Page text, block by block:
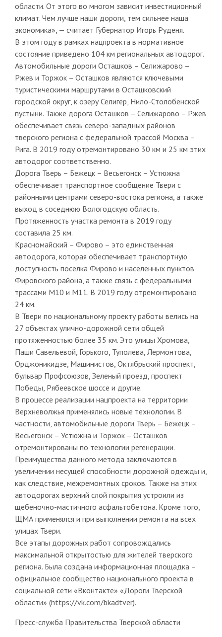
области. От этого во многом зависит инвестиционный
климат. Чем лучше наши дороги, тем сильнее наша
экономика», — считает Губернатор Игорь Руденя.
В этом году в рамках нацпроекта в нормативное
состояние приведено 104 км региональных автодорог.
Автомобильные дороги Осташков – Селижарово –
Ржев и Торжок – Осташков являются ключевыми
туристическими маршрутами в Осташковский
городской округ, к озеру Селигер, Нило-Столобенской
пустыни. Также дорога Осташков – Селижарово – Ржев
обеспечивает связь северо-западных районов
тверского региона с федеральной трассой Москва –
Рига. В 2019 году отремонтировано 30 км и 25 км этих
автодорог соответственно.
Дорога Тверь – Бежецк – Весьегонск – Устюжна
обеспечивает транспортное сообщение Твери с
районными центрами северо-востока региона, а также
выход в соседнюю Вологодскую область.
Протяженность участка ремонта в 2019 году
составила 25 км.
Красномайский – Фирово – это единственная
автодорога, которая обеспечивает транспортную
доступность поселка Фирово и населенных пунктов
Фировского района, а также связь с федеральными
трассами М10 и М11. В 2019 году отремонтировано
24 км.
В Твери по национальному проекту работы велись на
27 объектах улично-дорожной сети общей
протяженностью более 35 км. Это улицы Хромова,
Паши Савельевой, Горького, Туполева, Лермонтова,
Орджоникидзе, Машинистов, Октябрьский проспект,
бульвар Профсоюзов, Зеленый проезд, проспект
Победы, Рябеевское шоссе и другие.
В процессе реализации нацпроекта на территории
Верхневолжья применялись новые технологии. В
частности, автомобильные дороги Тверь – Бежецк –
Весьегонск – Устюжна и Торжок – Осташков
отремонтированы по технологии регенерации.
Преимущества данного метода заключаются в
увеличении несущей способности дорожной одежды и,
как следствие, межремонтных сроков. Также на этих
автодорогах верхний слой покрытия устроили из
щебеночно-мастичного асфальтобетона. Кроме того,
ЩМА применялся и при выполнении ремонта на всех
улицах Твери.
Все этапы дорожных работ сопровождались
максимальной открытостью для жителей тверского
региона. Была создана информационная площадка –
официальное сообщество национального проекта в
социальной сети «Вконтакте» «Дороги Тверской
области» (https://vk.com/bkadtver).
Пресс-служба Правительства Тверской области